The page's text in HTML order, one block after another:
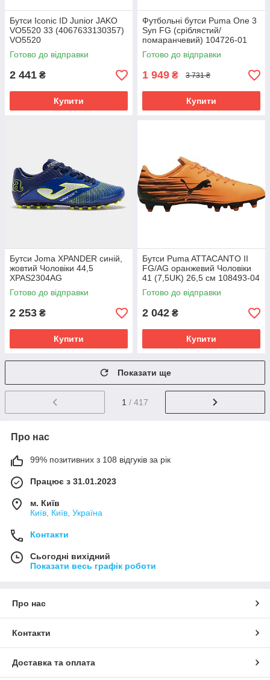
Бутси Iconic ID Junior JAKO
VO5520 33 (4067633130357)
VO5520
Готово до відправки
2 441 ₴
Купити
Футбольні бутси Puma One 3
Syn FG (сріблястий/
помаранчевий) 104726-01
Розмір EU: 46
Готово до відправки
1 949 ₴ 3 731 ₴
Купити
Бутси Joma XPANDER синій,
жовтий Чоловіки 44,5
XPAS2304AG
Готово до відправки
2 253 ₴
Купити
Бутси Puma ATTACANTO II
FG/AG оранжевий Чоловіки
41 (7,5UK) 26,5 см 108493-04
Готово до відправки
2 042 ₴
Купити
Показати ще
1 / 417
Про нас
99% позитивних з 108 відгуків за рік
Працює з 31.01.2023
м. Київ
Київ, Київ, Україна
Контакти
Сьогодні вихідний
Показати весь графік роботи
Про нас
Контакти
Доставка та оплата